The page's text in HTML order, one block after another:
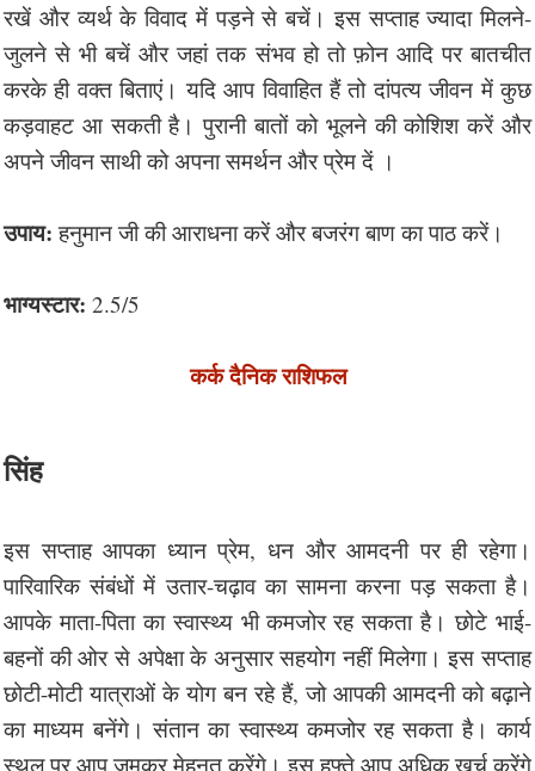
रखें और व्यर्थ के विवाद में पड़ने से बचें। इस सप्ताह ज्यादा मिलने-
जुलने से भी बचें और जहां तक संभव हो तो फ़ोन आदि पर बातचीत
करके ही वक्त बिताएं। यदि आप विवाहित हैं तो दांपत्य जीवन में कुछ
कड़वाहट आ सकती है। पुरानी बातों को भूलने की कोशिश करें और
अपने जीवन साथी को अपना समर्थन और प्रेम दें ।
उपाय: हनुमान जी की आराधना करें और बजरंग बाण का पाठ करें।
भाग्यस्टार: 2.5/5
कर्क दैनिक राशिफल
सिंह
इस सप्ताह आपका ध्यान प्रेम, धन और आमदनी पर ही रहेगा।
पारिवारिक संबंधों में उतार-चढ़ाव का सामना करना पड़ सकता है।
आपके माता-पिता का स्वास्थ्य भी कमजोर रह सकता है। छोटे भाई-
बहनों की ओर से अपेक्षा के अनुसार सहयोग नहीं मिलेगा। इस सप्ताह
छोटी-मोटी यात्राओं के योग बन रहे हैं, जो आपकी आमदनी को बढ़ाने
का माध्यम बनेंगे। संतान का स्वास्थ्य कमजोर रह सकता है। कार्य
स्थल पर आप जमकर मेहनत करेंगे। इस हफ्ते आप अधिक खर्च करेंगे